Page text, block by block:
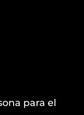
para el